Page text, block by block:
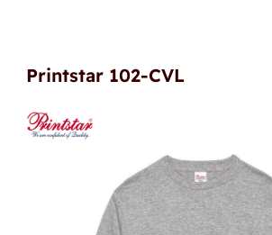
Printstar 102-CVL